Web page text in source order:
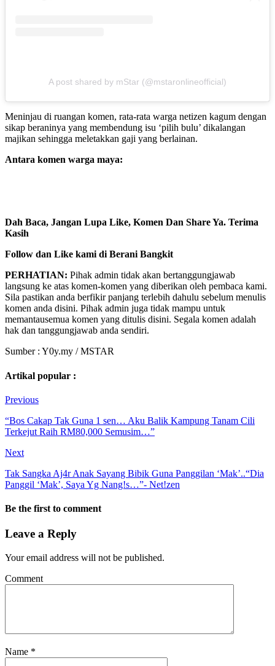
A post shared by mStar (@mstaronlineofficial)
Meninjau di ruangan komen, rata-rata warga netizen kagum dengan
sikap beraninya yang membendung isu ‘pilih bulu’ dikalangan
majikan sehingga meletakkan gaji yang berlainan.
Antara komen warga maya:
Dah Baca, Jangan Lupa Like, Komen Dan Share Ya. Terima
Kasih
Follow dan Like kami di Berani Bangkit
PERHATIAN: Pihak admin tidak akan bertanggungjawab
langsung ke atas komen-komen yang diberikan oleh pembaca kami.
Sila pastikan anda berfikir panjang terlebih dahulu sebelum menulis
komen anda disini. Pihak admin juga tidak mampu untuk
memantausemua komen yang ditulis disini. Segala komen adalah
hak dan tanggungjawab anda sendiri.
Sumber : Y0y.my / MSTAR
Artikal popular :
Previous
“Bos Cakap Tak Guna 1 sen… Aku Balik Kampung Tanam Cili
Terkejut Raih RM80,000 Semusim…”
Next
Tak Sangka Aj4r Anak Sayang Bibik Guna Panggilan ‘Mak’..“Dia
Panggil ‘Mak’, Saya Yg Nang!s…”- Net!zen
Be the first to comment
Leave a Reply
Your email address will not be published.
Comment
Name *